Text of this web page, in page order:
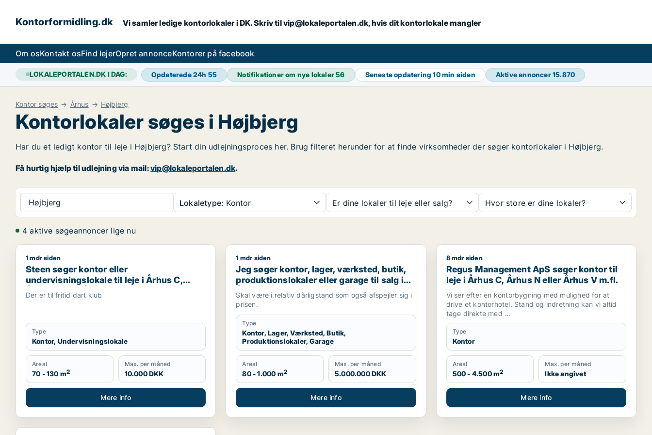
Kontorformidling.dk Vi samler ledige kontorlokaler i DK. Skriv til vip@lokaleportalen.dk, hvis dit kontorlokale mangler
Om osKontakt osFind lejerOpret annonceKontorer på facebook
LOKALEPORTALEN.DK I DAG: Opdaterede 24h 55 Notifikationer om nye lokaler56 Seneste opdatering10 min siden Aktive annoncer15.870
Kontor søges Århus Højbjerg
Kontorlokaler søges i Højbjerg
Har du et ledigt kontor til leje i Højbjerg? Start din udlejningsproces her. Brug filteret herunder for at finde virksomheder der søger kontorlokaler i Højbjerg.
Få hurtig hjælp til udlejning via mail:vip@lokaleportalen.dk.
Højbjerg Lokaletype: Kontor Er dine lokaler til leje eller salg? Hvor store er dine lokaler?
4 aktive søgeannoncer lige nu
Steen søger kontor eller undervisningslokale til leje i Århus C, Århus V eller Åbyhøj m.fl.
1 mdr siden
Steen søger kontor eller
undervisningslokale til leje i Århus C,
Århus V eller Åbyhøj m.fl.
Der er til fritid dart klub
Type
Kontor, Undervisningslokale
Areal
70 - 130 m2
Max. per måned
10.000 DKK
Mere info
Jeg søger kontor, lager, værksted, butik, produktionslokaler eller garage til salg i Århus
1 mdr siden
Jeg søger kontor, lager, værksted, butik,
produktionslokaler eller garage til salg i
Århus
Skal være i relativ dårligstand som også afspejler sig i
prisen.
Type
Kontor, Lager, Værksted, Butik,
Produktionslokaler, Garage
Areal
80 - 1.000 m2
Max. per måned
5.000.000 DKK
Mere info
Regus Management ApS søger kontor til leje i Århus
8 mdr siden
Regus Management ApS søger kontor til
leje i Århus C, Århus N eller Århus V m.fl.
Vi ser efter en kontorbygning med mulighed for at
drive et kontorhotel. Stand og indretning kan vi altid
tage direkte med ...
Type
Kontor
Areal
500 - 4.500 m2
Max. per måned
Ikke angivet
Mere info